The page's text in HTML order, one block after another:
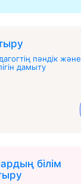
пәндік және
дамыту
білім